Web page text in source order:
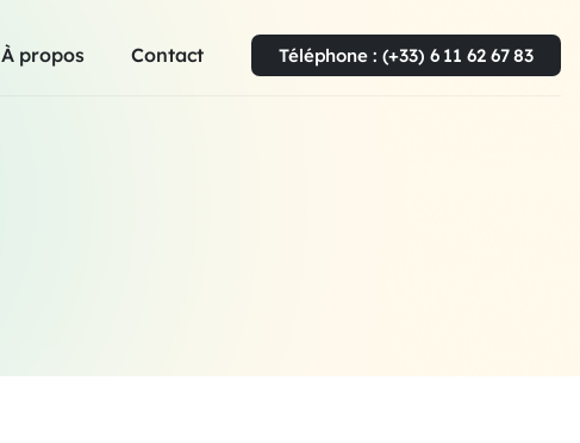
À propos Contact Téléphone : (+33) 6 11 62 67 83